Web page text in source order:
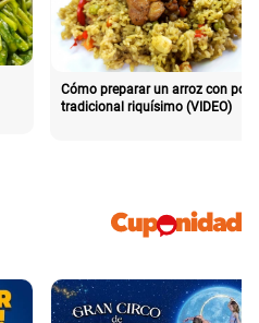
Cómo preparar un arroz con pollo
tradicional riquísimo (VIDEO)